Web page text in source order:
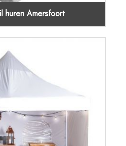
huren Amersfoort